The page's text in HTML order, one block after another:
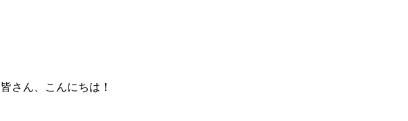
皆さん、こんにちは！